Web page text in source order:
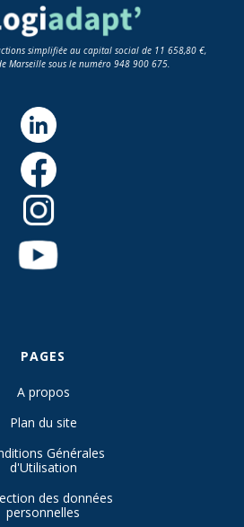
simplifiée au capital social de 11 658,80 €,
Marseille sous le numéro 948 900 675.
PAGES
A propos
Plan du site
Générales
d'Utilisation
des données
personnelles